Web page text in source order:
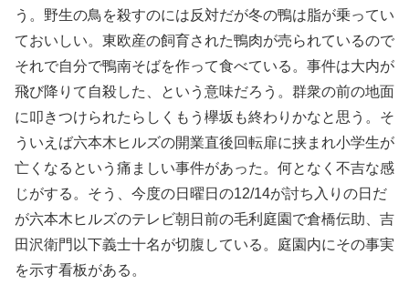
う。野生の鳥を殺すのには反対だが冬の鴨は脂が乗ってい
ておいしい。東欧産の飼育された鴨肉が売られているので
それで自分で鴨南そばを作って食べている。事件は大内が
飛び降りて自殺した、という意味だろう。群衆の前の地面
に叩きつけられたらしくもう欅坂も終わりかなと思う。そ
ういえば六本木ヒルズの開業直後回転扉に挟まれ小学生が
亡くなるという痛ましい事件があった。何となく不吉な感
じがする。そう、今度の日曜日の12/14が討ち入りの日だ
が六本木ヒルズのテレビ朝日前の毛利庭園で倉橋伝助、吉
田沢衛門以下義士十名が切腹している。庭園内にその事実
を示す看板がある。